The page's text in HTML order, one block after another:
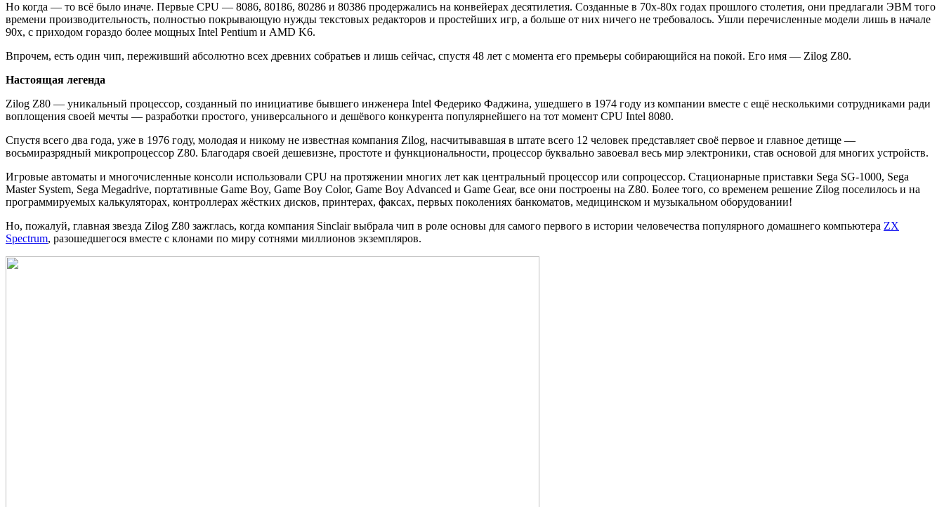
Но когда — то всё было иначе. Первые CPU — 8086, 80186, 80286 и 80386 продержались на конвейерах десятилетия. Созданные в 70х-80х годах прошлого столетия, они предлагали ЭВМ того
времени производительность, полностью покрывающую нужды текстовых редакторов и простейших игр, а больше от них ничего не требовалось. Ушли перечисленные модели лишь в начале
90х, с приходом гораздо более мощных Intel Pentium и AMD K6.
Впрочем, есть один чип, переживший абсолютно всех древних собратьев и лишь сейчас, спустя 48 лет с момента его премьеры собирающийся на покой. Его имя — Zilog Z80.
Настоящая легенда
Zilog Z80 — уникальный процессор, созданный по инициативе бывшего инженера Intel Федерико Фаджина, ушедшего в 1974 году из компании вместе с ещё несколькими сотрудниками ради
воплощения своей мечты — разработки простого, универсального и дешёвого конкурента популярнейшего на тот момент CPU Intel 8080.
Спустя всего два года, уже в 1976 году, молодая и никому не известная компания Zilog, насчитывавшая в штате всего 12 человек представляет своё первое и главное детище —
восьмиразрядный микропроцессор Z80. Благодаря своей дешевизне, простоте и функциональности, процессор буквально завоевал весь мир электроники, став основой для многих устройств.
Игровые автоматы и многочисленные консоли использовали CPU на протяжении многих лет как центральный процессор или сопроцессор. Стационарные приставки Sega SG-1000, Sega
Master System, Sega Megadrive, портативные Game Boy, Game Boy Color, Game Boy Advanced и Game Gear, все они построены на Z80. Более того, со временем решение Zilog поселилось и на
программируемых калькуляторах, контроллерах жёстких дисков, принтерах, факсах, первых поколениях банкоматов, медицинском и музыкальном оборудовании!
Но, пожалуй, главная звезда Zilog Z80 зажглась, когда компания Sinclair выбрала чип в роле основы для самого первого в истории человечества популярного домашнего компьютера ZX
Spectrum, разошедшегося вместе с клонами по миру сотнями миллионов экземпляров.